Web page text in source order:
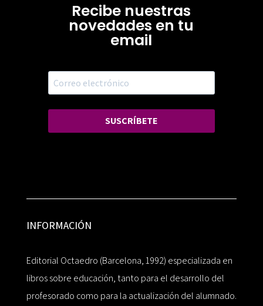
Recibe nuestras
novedades en tu
email
SUSCRÍBETE
INFORMACIÓN
Editorial Octaedro (Barcelona, 1992) especializada en
libros sobre educación, tanto para el desarrollo del
profesorado como para la actualización del alumnado.